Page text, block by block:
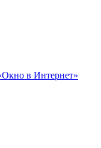
в Интернет»